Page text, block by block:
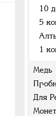
10
5
1
Медь
Для